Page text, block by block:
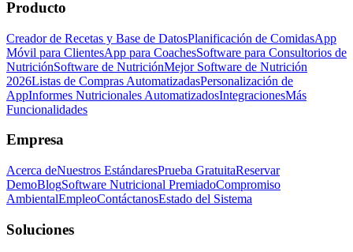
Producto
Creador de Recetas y Base de DatosPlanificación de ComidasApp
Móvil para ClientesApp para CoachesSoftware para Consultorios de
NutriciónSoftware de NutriciónMejor Software de Nutrición
2026Listas de Compras AutomatizadasPersonalización de
AppInformes Nutricionales AutomatizadosIntegracionesMás
Funcionalidades
Empresa
Acerca deNuestros EstándaresPrueba GratuitaReservar
DemoBlogSoftware Nutricional PremiadoCompromiso
AmbientalEmpleoContáctanosEstado del Sistema
Soluciones